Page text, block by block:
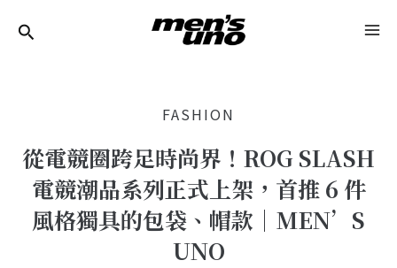
FASHION
從電競圈跨足時尚界！ROG SLASH
電競潮品系列正式上架，首推 6 件
風格獨具的包袋、帽款｜MEN’S
UNO
Navigation